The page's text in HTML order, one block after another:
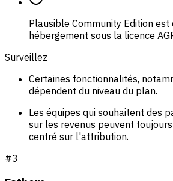
Plausible Community Edition
hébergement sous la licence
Surveillez
Certaines fonctionnalités,
dépendent du niveau du plan.
Les équipes qui souhaitent des
sur les revenus peuvent
centré sur l'attribution.
#3